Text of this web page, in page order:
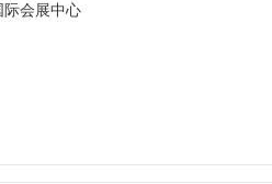
际会展中心